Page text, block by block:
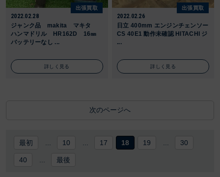
出張買取
2022.02.28
ジャンク品 makita マキタ
ハンマドリル HR162D 16㎜
バッテリーなし ...
詳しく見る
出張買取
2022.02.26
日立 400mm エンジンチェンソー
CS 40E1 動作未確認 HITACHI ジ
...
詳しく見る
次のページへ
最初 ... 10 ... 17 18 19 ... 30
40 ... 最後